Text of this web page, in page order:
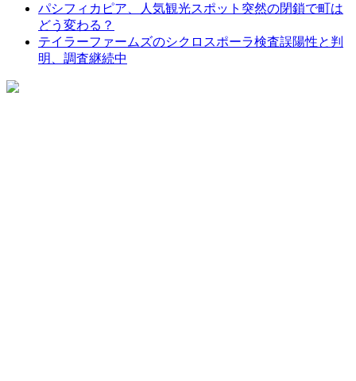
パシフィカピア、人気観光スポット突然の閉鎖で町は
どう変わる？
テイラーファームズのシクロスポーラ検査誤陽性と判
明、調査継続中